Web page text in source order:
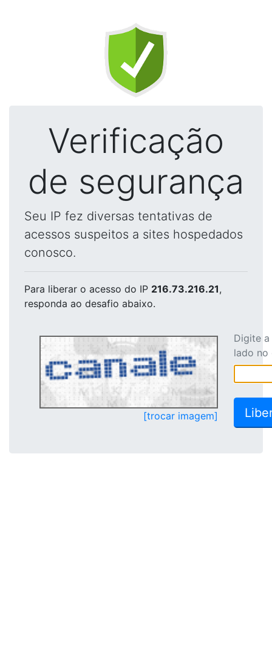
Verificação
de segurança
Seu IP fez diversas tentativas de
acessos suspeitos a sites hospedados
conosco.
Para liberar o acesso do IP 216.73.216.21,
responda ao desafio abaixo.
[trocar imagem]
Digite
lado no